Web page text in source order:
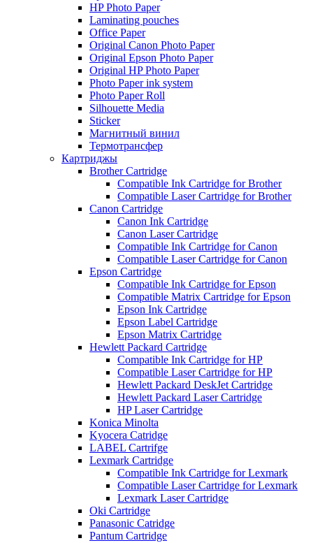
HP Photo Paper
Laminating pouches
Office Paper
Original Canon Photo Paper
Original Epson Photo Paper
Original HP Photo Paper
Photo Paper ink system
Photo Paper Roll
Silhouette Media
Sticker
Магнитный винил
Термотрансфер
Картриджы
Brother Cartridge
Compatible Ink Cartridge for Brother
Compatible Laser Cartridge for Brother
Canon Cartridge
Canon Ink Cartridge
Canon Laser Cartridge
Compatible Ink Cartridge for Canon
Compatible Laser Cartridge for Canon
Epson Cartridge
Compatible Ink Cartridge for Epson
Compatible Matrix Cartridge for Epson
Epson Ink Cartridge
Epson Label Cartridge
Epson Matrix Cartridge
Hewlett Packard Cartridge
Compatible Ink Cartridge for HP
Compatible Laser Cartridge for HP
Hewlett Packard DeskJet Cartridge
Hewlett Packard Laser Cartridge
HP Laser Cartridge
Konica Minolta
Kyocera Catridge
LABEL Cartrifge
Lexmark Cartridge
Compatible Ink Cartridge for Lexmark
Compatible Laser Cartridge for Lexmark
Lexmark Laser Cartridge
Oki Cartridge
Panasonic Catridge
Pantum Cartridge